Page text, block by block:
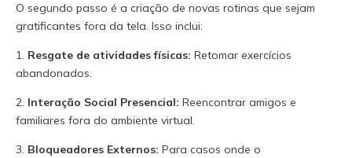
O segundo passo é a criação de novas rotinas que sejam
gratificantes fora da tela. Isso inclui:
1. Resgate de atividades físicas: Retomar exercícios
abandonados.
2. Interação Social Presencial: Reencontrar amigos e
familiares fora do ambiente virtual.
3. Bloqueadores Externos: Para casos onde o